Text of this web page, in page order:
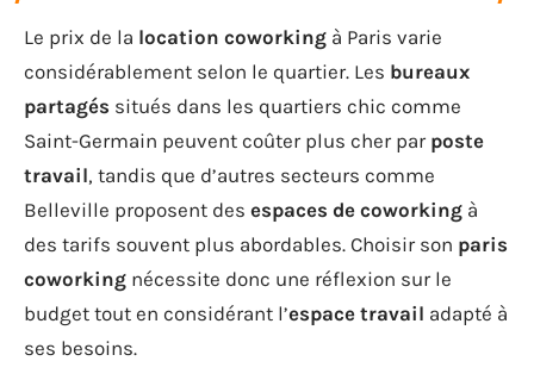
Le prix de la location coworking à Paris varie
considérablement selon le quartier. Les bureaux
partagés situés dans les quartiers chic comme
Saint-Germain peuvent coûter plus cher par poste
travail, tandis que d’autres secteurs comme
Belleville proposent des espaces de coworking à
des tarifs souvent plus abordables. Choisir son paris
coworking nécessite donc une réflexion sur le
budget tout en considérant l’espace travail adapté à
ses besoins.